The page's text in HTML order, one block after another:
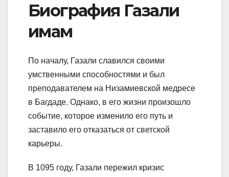
Биография Газали
имам
По началу, Газали славился своими
умственными способностями и был
преподавателем на Низамиевской медресе
в Багдаде. Однако, в его жизни произошло
событие, которое изменило его путь и
заставило его отказаться от светской
карьеры.
В 1095 году, Газали пережил кризис